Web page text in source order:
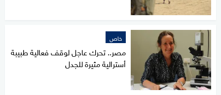
خاص
مصر.. تحرك عاجل لوقف فعالية طبيبة
أسترالية مثيرة للجدل